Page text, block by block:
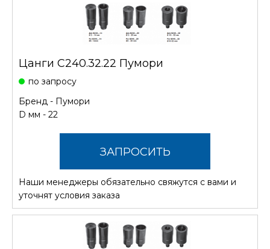
Цанги С240.32.22 Пумори
по запросу
Бренд - Пумори
D мм - 22
ЗАПРОСИТЬ
СТОИМОСТЬ
Наши менеджеры обязательно свяжутся с вами и
уточнят условия заказа